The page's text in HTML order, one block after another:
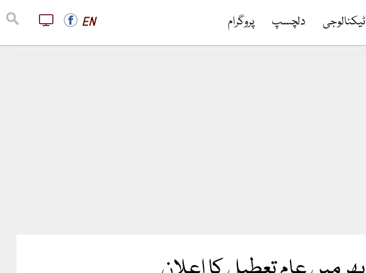
ٹیکنالوجی دلچسپ پروگرام EN